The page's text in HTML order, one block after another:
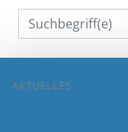
AKTUELLES